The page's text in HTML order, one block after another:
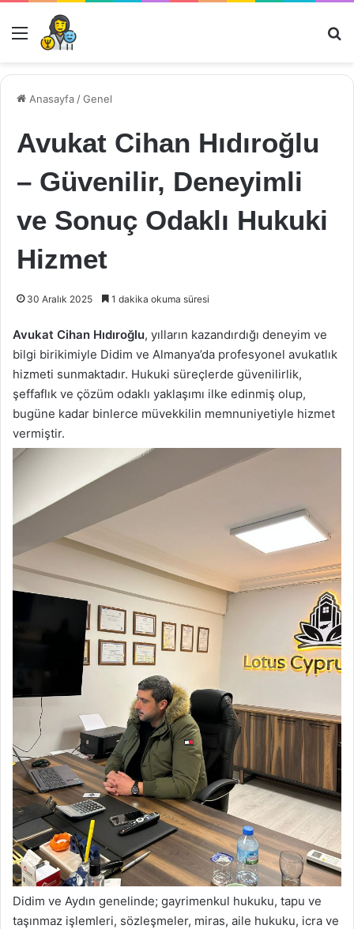
Menü
Anasayfa /Genel
Avukat Cihan Hıdıroğlu
– Güvenilir, Deneyimli
ve Sonuç Odaklı Hukuki
Hizmet
30 Aralık 2025 1 dakika okuma süresi
Avukat Cihan Hıdıroğlu, yılların kazandırdığı deneyim ve
bilgi birikimiyle Didim ve Almanya’da profesyonel avukatlık
hizmeti sunmaktadır. Hukuki süreçlerde güvenilirlik,
şeffaflık ve çözüm odaklı yaklaşımı ilke edinmiş olup,
bugüne kadar binlerce müvekkilin memnuniyetiyle hizmet
vermiştir.
Didim ve Aydın genelinde; gayrimenkul hukuku, tapu ve
taşınmaz işlemleri, sözleşmeler, miras, aile hukuku, icra ve